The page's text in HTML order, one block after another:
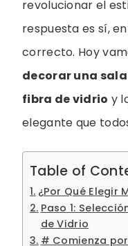
revolucionar el
respuesta es sí,
correcto. Hoy
decorar una
fibra de vidrio y
elegante que
Table of
¿Por Qué Elegir
Paso 1:
de Vidrio
# Comienza